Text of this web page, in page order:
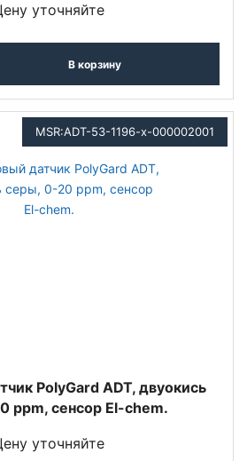
уточняйте
В корзину
MSR:ADT-53-1196-x-000002001
PolyGard ADT, двуокись
ppm, сенсор El-chem.
уточняйте